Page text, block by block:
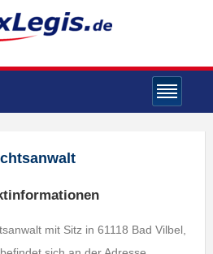
mit Sitz in 61118 Bad Vilbel,